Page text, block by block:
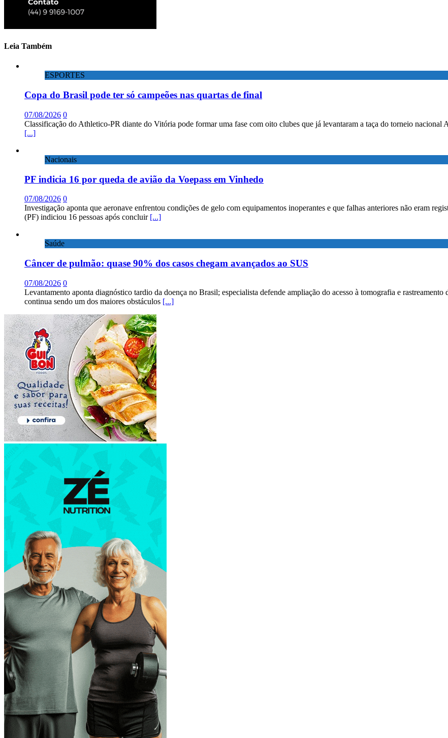
Leia Também
ESPORTES
Copa do Brasil pode ter só campeões nas quartas de final
07/08/2026 0
Classificação do Athletico-PR diante do Vitória pode formar uma fase com oito clubes que já levantaram a taça do torneio nacional
[...]
Nacionais
PF indicia 16 por queda de avião da Voepass em Vinhedo
07/08/2026 0
Investigação aponta que aeronave enfrentou condições de gelo com equipamentos inoperantes e que falhas anteriores não eram
(PF) indiciou 16 pessoas após concluir [...]
Saúde
Câncer de pulmão: quase 90% dos casos chegam avançados ao SUS
07/08/2026 0
Levantamento aponta diagnóstico tardio da doença no Brasil; especialista defende ampliação do acesso à tomografia e
continua sendo um dos maiores obstáculos [...]